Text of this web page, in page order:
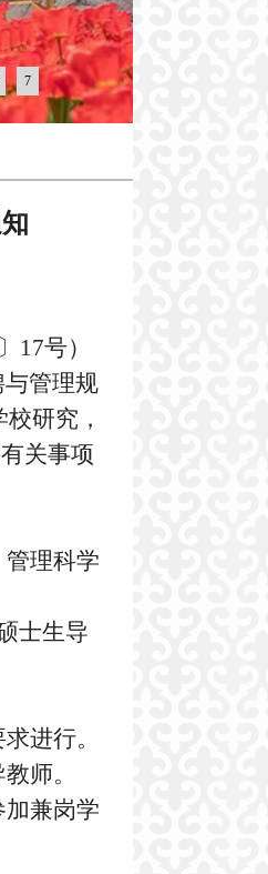
7
〕 17号）
管理规
研究，
关事项
理科学
士生导
进行。
师。
兼岗学